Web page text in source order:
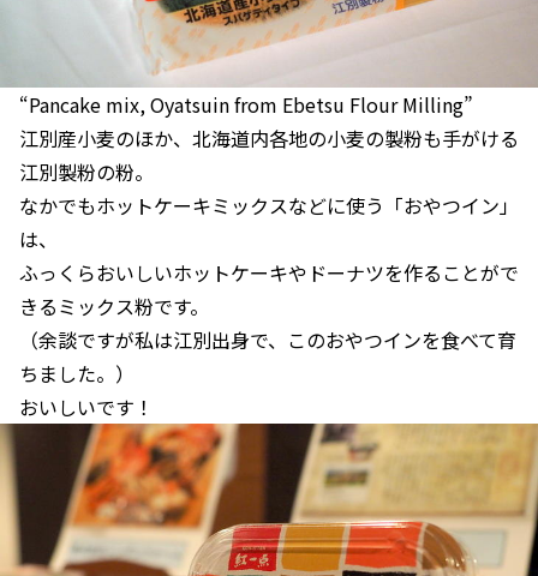
“Pancake mix, Oyatsuin from Ebetsu Flour Milling”
江別産小麦のほか、北海道内各地の小麦の製粉も手がける
江別製粉の粉。
なかでもホットケーキミックスなどに使う「おやつイン」
は、
ふっくらおいしいホットケーキやドーナツを作ることがで
きるミックス粉です。
（余談ですが私は江別出身で、このおやつインを食べて育
ちました。）
おいしいです！